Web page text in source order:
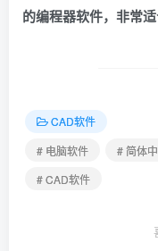
的编程器软件，非常
CAD软件
# 电脑软件
# 简体
# CAD软件